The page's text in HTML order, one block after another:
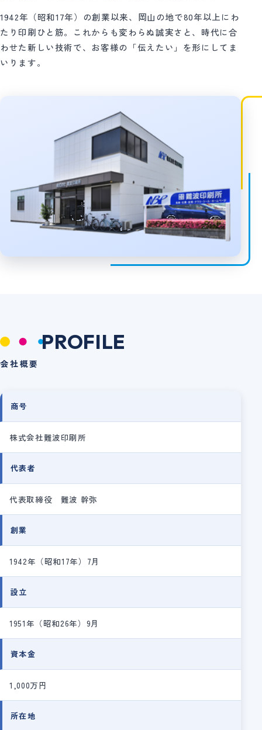
1942年（昭和17年）の創業以来、岡山の地で80年以上にわ
たり印刷ひと筋。これからも変わらぬ誠実さと、時代に合
わせた新しい技術で、お客様の「伝えたい」を形にしてま
いります。
PROFILE
会社概要
商号
株式会社難波印刷所
代表者
代表取締役 難波 幹弥
創業
1942年（昭和17年）7月
設立
1951年（昭和26年）9月
資本金
1,000万円
所在地